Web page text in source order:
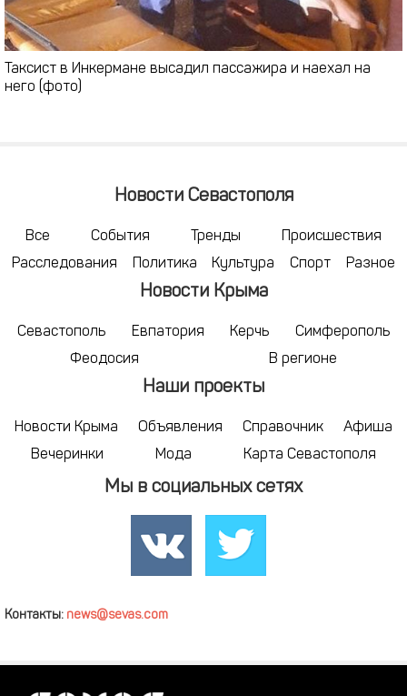
Таксист в Инкермане высадил пассажира и наехал на
него (фото)
Новости Севастополя
Все События Тренды
Происшествия
Расследования
Политика Культура Спорт Разное
Новости Крыма
Севастополь Евпатория Керчь
Симферополь
Феодосия
В регионе
Наши проекты
Новости Крыма Объявления Справочник
Афиша
Вечеринки
Мода Карта Севастополя
Мы в социальных сетях
Контакты: news@sevas.com